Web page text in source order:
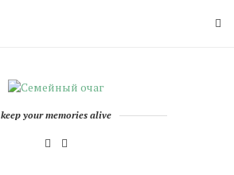
keep your memories alive